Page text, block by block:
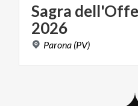
Sagra
2026
Parona (PV)